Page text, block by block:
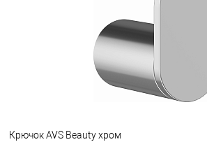
Крючок AVS Beauty хром